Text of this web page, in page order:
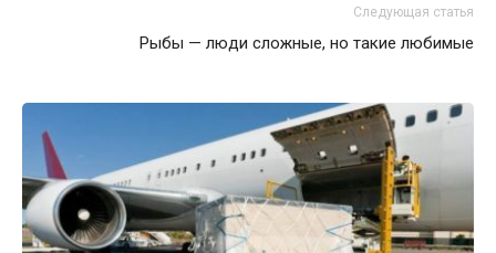
Следующая статья
Рыбы — люди сложные, но такие любимые